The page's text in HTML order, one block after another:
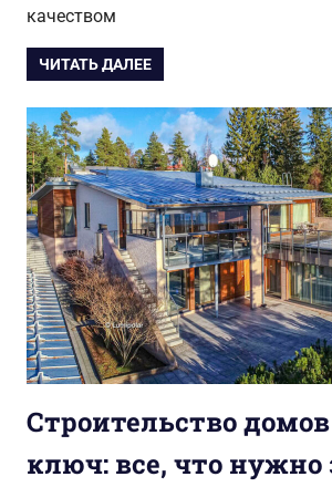
качеством
ЧИТАТЬ ДАЛЕЕ
Строительство
ключ: все, что нужно